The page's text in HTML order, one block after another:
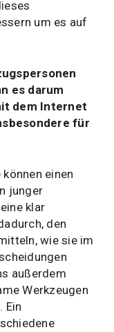
um es auf
es darum
dem Internet
für
einen
junger
klar
den
wie sie im
außerdem
Werkzeugen
Ein